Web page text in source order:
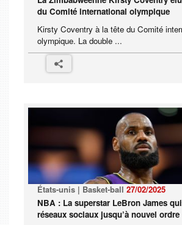
du Comité international olympique
Kirsty Coventry à la tête du Comité
olympique. La double ...
États-unis | Basket-ball 27/02/2025
NBA : La superstar LeBron James
réseaux sociaux jusqu’à nouvel ordre